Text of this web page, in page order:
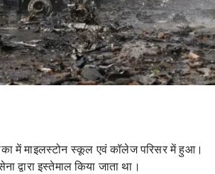
में माइलस्टोन स्कूल एवं कॉलेज परिसर में हुआ।
इस्तेमाल किया जाता था।